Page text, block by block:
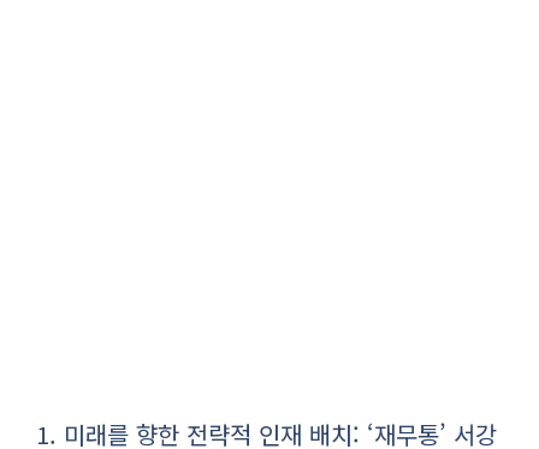
1. 미래를 향한 전략적 인재 배치: ‘재무통’ 서강